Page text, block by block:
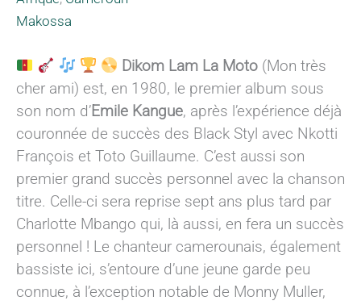
Makossa
Dikom Lam La Moto (Mon très
cher ami) est, en 1980, le premier album sous
son nom d’Emile Kangue, après l’expérience déjà
couronnée de succès des Black Styl avec Nkotti
François et Toto Guillaume. C’est aussi son
premier grand succès personnel avec la chanson
titre. Celle-ci sera reprise sept ans plus tard par
Charlotte Mbango qui, là aussi, en fera un succès
personnel ! Le chanteur camerounais, également
bassiste ici, s’entoure d’une jeune garde peu
connue, à l’exception notable de Monny Muller,